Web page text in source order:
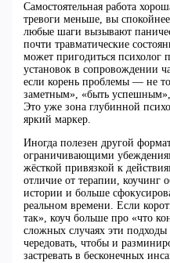
Самостоятельная работа
тревоги меньше, вы
любые шаги вызывают
почти травматические
может пригодиться психолог
установок в сопровождении
если корень проблемы — не
заметным», «быть
Это уже зона глубинной
яркий маркер.
Иногда полезен другой
ограничивающими
жёсткой привязкой к
отличие от терапии, коучинг
истории и больше
реальном времени. Если
так», коуч больше про «что
сложных случаях эти
чередовать, чтобы и
застревать в бесконечных